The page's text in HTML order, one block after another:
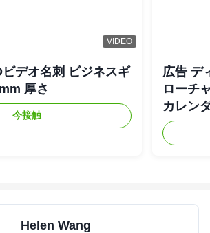
VIDEO
デオ名刺 ビジネスギ
厚さ
今接触
広告 デ
ローチ
カレン
Helen Wang